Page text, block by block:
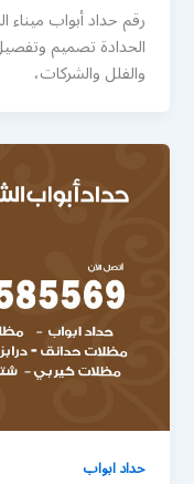
رقم حداد أبواب
الحدادة تصميم
والفلل والشركات،
حداد ابواب